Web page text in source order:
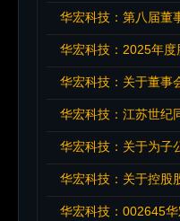
华宏科技：第八届董
华宏科技：2025年
华宏科技：关于董事
华宏科技：江苏世纪
华宏科技：关于为子
华宏科技：关于控股
华宏科技：002645